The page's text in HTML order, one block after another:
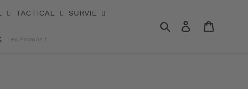
TACTICAL SURVIE
Les Promos !
RechercherSe connecter